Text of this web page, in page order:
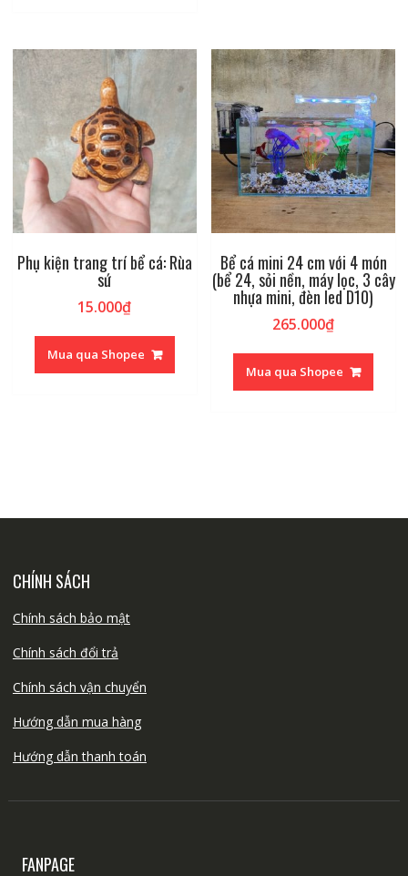
Phụ kiện trang trí bể cá: Rùa
sứ
15.000₫
Mua qua Shopee
Bể cá mini 24 cm với 4 món
(bể 24, sỏi nền, máy lọc, 3 cây
nhựa mini, đèn led D10)
265.000₫
Mua qua Shopee
CHÍNH SÁCH
Chính sách bảo mật
Chính sách đổi trả
Chính sách vận chuyển
Hướng dẫn mua hàng
Hướng dẫn thanh toán
FANPAGE